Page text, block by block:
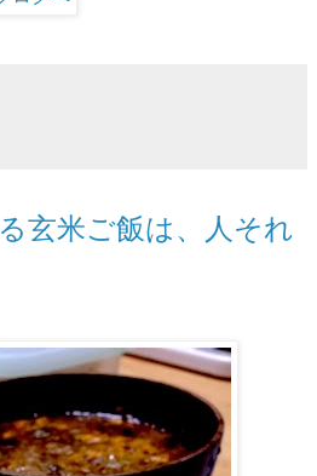
玄米ご飯は、人それ